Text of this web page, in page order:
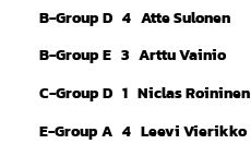
B-Group D 4 Atte Sulonen
B-Group E 3 Arttu Vainio
C-Group D 1 Niclas Roininen
E-Group A 4 Leevi Vierikko